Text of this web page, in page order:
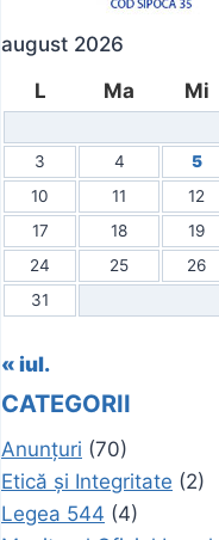
august 2026
L
Ma Mi
3
4 5
10
11 12
17
18 19
24
25 26
31
« iul.
CATEGORII
Anunțuri (70)
Etică și Integritate (2)
Legea 544 (4)